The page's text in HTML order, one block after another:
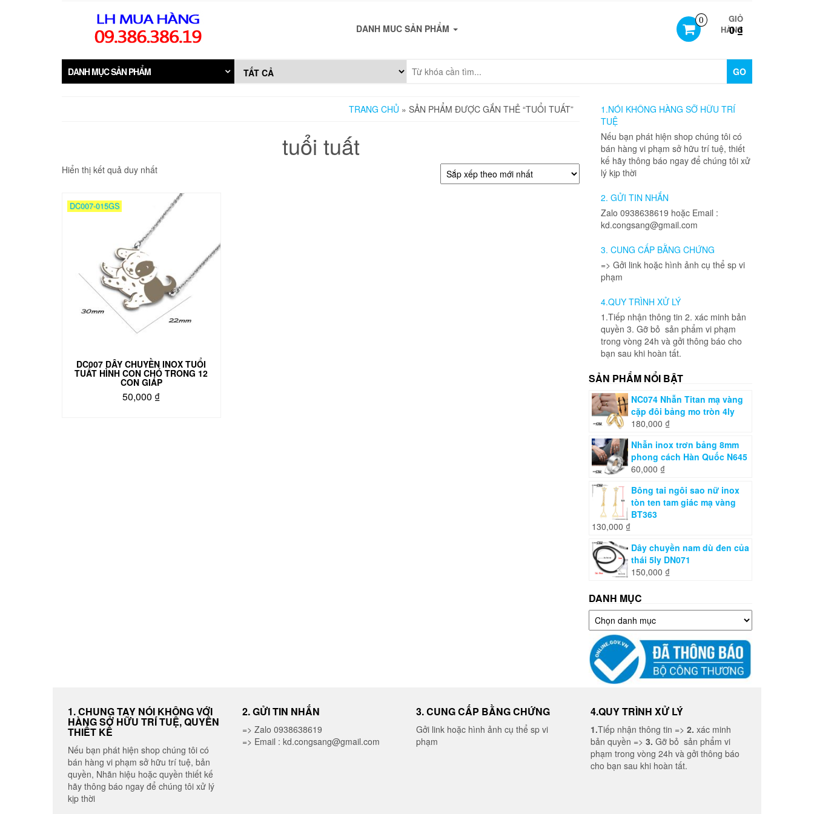
0
GIỎ
HÀNG
0 ₫
DANH MUC SẢN PHẨM
DANH MỤC SẢN PHẨM GO
TRANG CHỦ » SẢN PHẨM ĐƯỢC GẮN THẺ “TUỔI TUẤT”
tuổi tuất
Hiển thị kết quả duy nhất
DC007-015GS
DC007 DÂY CHUYỀN INOX TUỔI
TUẤT HÌNH CON CHÓ TRONG 12
CON GIÁP
50,000 ₫
1.NÓI KHÔNG HÀNG SỠ HỮU TRÍ
TUỆ
Nếu bạn phát hiện shop chúng tôi có
bán hàng vi phạm sở hữu trí tuệ, thiết
kế hãy thông báo ngay để chúng tôi xử
lý kịp thời
2. GỬI TIN NHẮN
Zalo 0938638619 hoặc Email :
kd.congsang@gmail.com
3. CUNG CẤP BẰNG CHỨNG
=> Gởi link hoặc hình ảnh cụ thể sp vi
phạm
4.QUY TRÌNH XỬ LÝ
1.Tiếp nhận thông tin 2. xác minh bản
quyền 3. Gỡ bỏ sản phẩm vi phạm
trong vòng 24h và gởi thông báo cho
bạn sau khi hoàn tất.
SẢN PHẨM NỔI BẬT
NC074 Nhẫn Titan mạ vàng
cặp đôi bảng mo tròn 4ly
180,000 ₫
Nhẫn inox trơn bảng 8mm
phong cách Hàn Quốc N645
60,000 ₫
Bông tai ngôi sao nữ inox
tòn ten tam giác mạ vàng
BT363
130,000 ₫
Dây chuyền nam dù đen của
thái 5ly DN071
150,000 ₫
DANH MỤC
Danh
mục
1. CHUNG TAY NÓI KHÔNG VỚI
HÀNG SỞ HỮU TRÍ TUỆ, QUYỀN
THIẾT KẾ
Nếu bạn phát hiện shop chúng tôi có
bán hàng vi phạm sở hữu trí tuệ, bản
quyền, Nhãn hiệu hoặc quyền thiết kế
hãy thông báo ngay để chúng tôi xử lý
kịp thời
2. GỬI TIN NHẮN
=> Zalo 0938638619
=> Email : kd.congsang@gmail.com
3. CUNG CẤP BẰNG CHỨNG
Gởi link hoặc hình ảnh cụ thể sp vi
phạm
4.QUY TRÌNH XỬ LÝ
1.Tiếp nhận thông tin => 2. xác minh
bản quyền => 3. Gỡ bỏ sản phẩm vi
phạm trong vòng 24h và gởi thông báo
cho bạn sau khi hoàn tất.